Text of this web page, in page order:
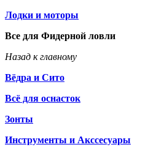
Лодки и моторы
Все для Фидерной ловли
Назад к главному
Вёдра и Сито
Всё для оснасток
Зонты
Инструменты и Акссесуары